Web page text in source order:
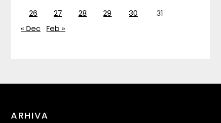
26
27 28 29 30
31
« Dec Feb »
ARHIVA